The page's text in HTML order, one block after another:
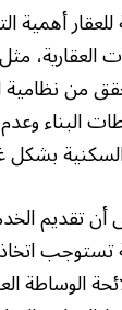
أهمية
من نظامية
البناء
بشكل
أن تقديم
اتخاذ
الوساطة